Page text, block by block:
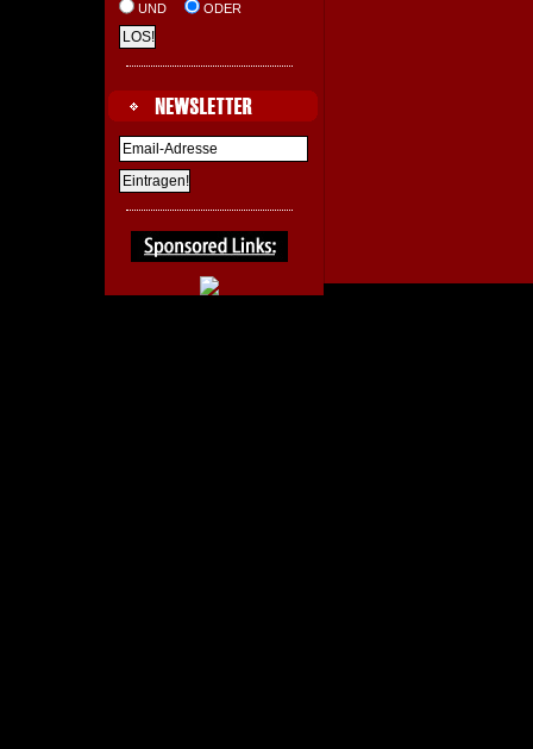
UND ODER